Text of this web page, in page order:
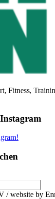
Fitness,
/ website by